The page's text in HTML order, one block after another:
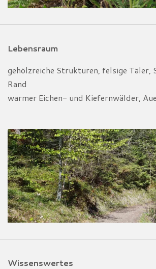
Lebensraum
gehölzreiche Strukturen, felsige Täler,
Rand
warmer Eichen- und Kiefernwälder,
Wissenswertes